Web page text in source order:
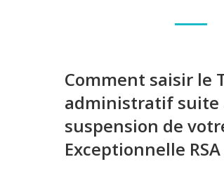
Comment saisir le
administratif suite
suspension de
Exceptionnelle RSA